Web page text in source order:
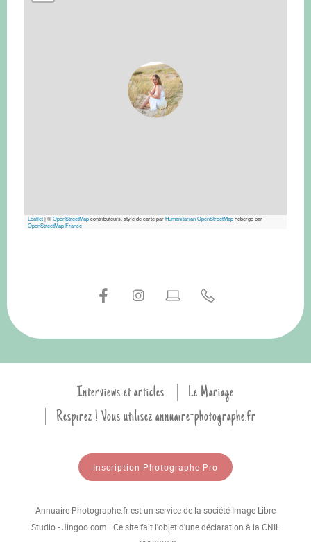
Leaflet|©OpenStreetMapcontributeurs, style de carte parHumanitarian OpenStreetMaphébergé par
OpenStreetMap France
Interviews et articles
Le Mariage
Respirez ! Vous utilisez annuaire-photographe.fr
Inscription Photographe Pro
Annuaire-Photographe.fr est un service de la société Image-Libre
Studio - Jingoo.com | Ce site fait l'objet d'une déclaration à la CNIL